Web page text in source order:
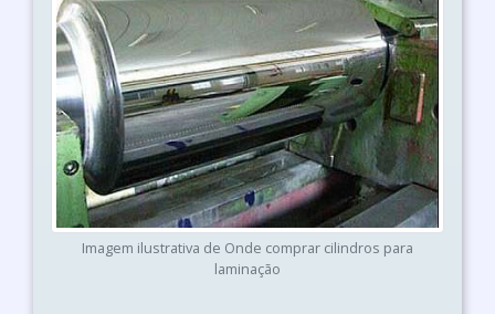
Imagem ilustrativa de Onde comprar cilindros para
laminação